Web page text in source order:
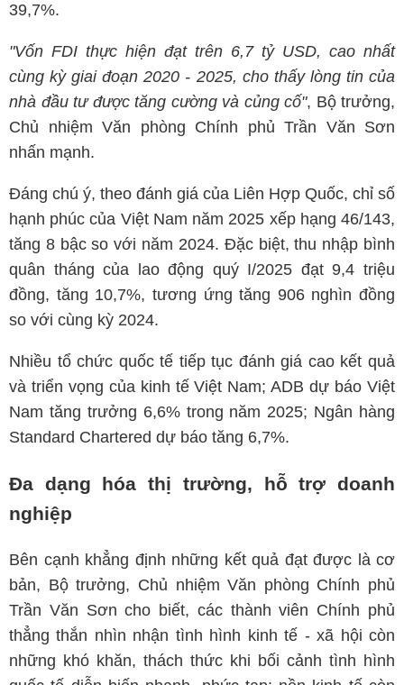
39,7%.
"Vốn FDI thực hiện đạt trên 6,7 tỷ USD, cao nhất
cùng kỳ giai đoạn 2020 - 2025, cho thấy lòng tin của
nhà đầu tư được tăng cường và củng cố", Bộ trưởng,
Chủ nhiệm Văn phòng Chính phủ Trần Văn Sơn
nhấn mạnh.
Đáng chú ý, theo đánh giá của Liên Hợp Quốc, chỉ số
hạnh phúc của Việt Nam năm 2025 xếp hạng 46/143,
tăng 8 bậc so với năm 2024. Đặc biệt, thu nhập bình
quân tháng của lao động quý I/2025 đạt 9,4 triệu
đồng, tăng 10,7%, tương ứng tăng 906 nghìn đồng
so với cùng kỳ 2024.
Nhiều tổ chức quốc tế tiếp tục đánh giá cao kết quả
và triển vọng của kinh tế Việt Nam; ADB dự báo Việt
Nam tăng trưởng 6,6% trong năm 2025; Ngân hàng
Standard Chartered dự báo tăng 6,7%.
Đa dạng hóa thị trường, hỗ trợ doanh
nghiệp
Bên cạnh khẳng định những kết quả đạt được là cơ
bản, Bộ trưởng, Chủ nhiệm Văn phòng Chính phủ
Trần Văn Sơn cho biết, các thành viên Chính phủ
thẳng thắn nhìn nhận tình hình kinh tế - xã hội còn
những khó khăn, thách thức khi bối cảnh tình hình